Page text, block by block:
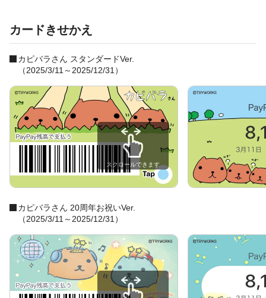
カードきせかえ
カピバラさん スタンダードVer.
（2025/3/11～2025/12/31）
スクロールできます
カピバラさん 20周年お祝いVer.
（2025/3/11～2025/12/31）